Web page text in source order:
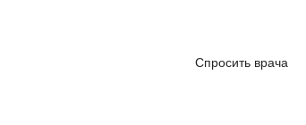
Спросить врача